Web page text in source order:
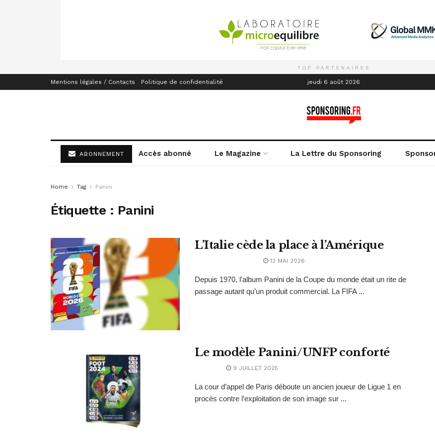
TOP PARTENAIRES
Mentions légales / Contacts Politique de confidentialité jeudi 6 août 2026
ABONNEMENT Accès abonné Le Magazine La Lettre du Sponsoring
Home Tag Panini
Étiquette : Panini
L’Italie cède la place à l’Amérique
13 MAI 2026
Depuis 1970, l’album Panini de la Coupe du monde était un rite de
passage autant qu’un produit commercial. La FIFA ...
Le modèle Panini/UNFP conforté
9 JUILLET 2025
La cour d’appel de Paris déboute un ancien joueur de Ligue 1 en
procès contre l’exploitation de son image sur ...